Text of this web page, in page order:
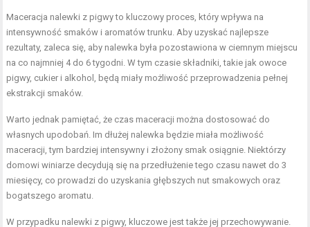
Maceracja nalewki z pigwy to kluczowy proces, który wpływa na
intensywność smaków i aromatów trunku. Aby uzyskać najlepsze
rezultaty, zaleca się, aby nalewka była pozostawiona w ciemnym miejscu
na co najmniej 4 do 6 tygodni. W tym czasie składniki, takie jak owoce
pigwy, cukier i alkohol, będą miały możliwość przeprowadzenia pełnej
ekstrakcji smaków.
Warto jednak pamiętać, że czas maceracji można dostosować do
własnych upodobań. Im dłużej nalewka będzie miała możliwość
maceracji, tym bardziej intensywny i złożony smak osiągnie. Niektórzy
domowi winiarze decydują się na przedłużenie tego czasu nawet do 3
miesięcy, co prowadzi do uzyskania głębszych nut smakowych oraz
bogatszego aromatu.
W przypadku nalewki z pigwy, kluczowe jest także jej przechowywanie.